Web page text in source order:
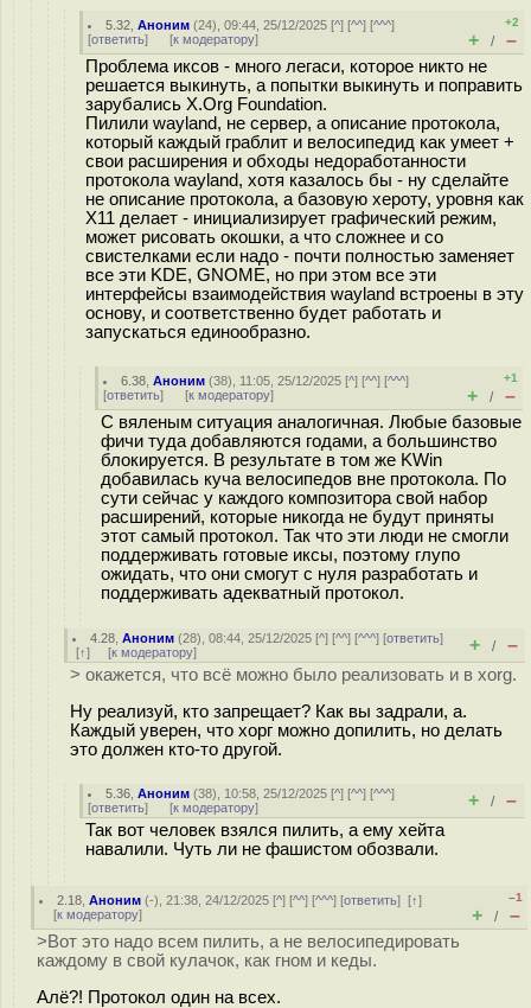
5.32 ,Аноним (24), 09:44, 25/12/2025 [^] [^^] [^^^]
[ответить] [к модератору]
+2
+ / –
Проблема иксов - много легаси, которое никто не
решается выкинуть, а попытки выкинуть и поправить
зарубались X.Org Foundation.
Пилили wayland, не сервер, а описание протокола,
который каждый граблит и велосипедид как умеет +
свои расширения и обходы недоработанности
протокола wayland, хотя казалось бы - ну сделайте
не описание протокола, а базовую хероту, уровня как
X11 делает - инициализирует графический режим,
может рисовать окошки, а что сложнее и со
свистелками если надо - почти полностью заменяет
все эти KDE, GNOME, но при этом все эти
интерфейсы взаимодействия wayland встроены в эту
основу, и соответственно будет работать и
запускаться единообразно.
6.38 ,Аноним (38), 11:05, 25/12/2025 [^] [^^] [^^^]
[ответить] [к модератору]
+1
+ / –
С вяленым ситуация аналогичная. Любые базовые
фичи туда добавляются годами, а большинство
блокируется. В результате в том же KWin
добавилась куча велосипедов вне протокола. По
сути сейчас у каждого композитора свой набор
расширений, которые никогда не будут приняты
этот самый протокол. Так что эти люди не смогли
поддерживать готовые иксы, поэтому глупо
ожидать, что они смогут с нуля разработать и
поддерживать адекватный протокол.
4.28 ,Аноним (28), 08:44, 25/12/2025 [^] [^^] [^^^] [ответить]
[↑] [к модератору] + / –
> окажется, что всё можно было реализовать и в xorg.
Ну реализуй, кто запрещает? Как вы задрали, а.
Каждый уверен, что хорг можно допилить, но делать
это должен кто-то другой.
5.36 ,Аноним (38), 10:58, 25/12/2025 [^] [^^] [^^^]
[ответить] [к модератору] + / –
Так вот человек взялся пилить, а ему хейта
навалили. Чуть ли не фашистом обозвали.
2.18 ,Аноним (-), 21:38, 24/12/2025 [^] [^^] [^^^] [ответить][↑]
[к модератору]
–1
+ / –
>Вот это надо всем пилить, а не велосипедировать
каждому в свой кулачок, как гном и кеды.
Алё?! Протокол один на всех.